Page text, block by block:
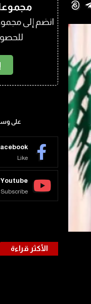
انضم إلى
على
Like
Youtube
Subscribe
الأكثر قراءة